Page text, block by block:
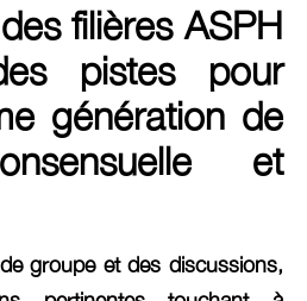
filières ASPH
pistes pour
génération de
et
groupe et des discussions,